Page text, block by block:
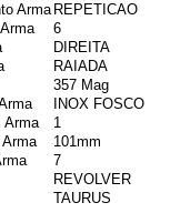
Arma REPETICAO
6
DIREITA
RAIADA
357 Mag
INOX FOSCO
Arma
1
101mm
7
REVOLVER
TAURUS